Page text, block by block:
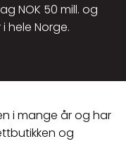
NOK 50 mill. og
hele Norge.
i mange år og har
og